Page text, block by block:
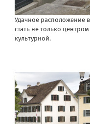
Удачное расположение
стать не только
культурной.